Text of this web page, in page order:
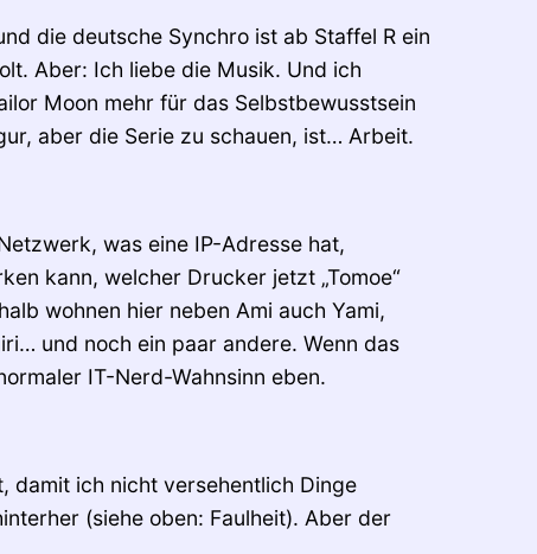
die deutsche Synchro ist ab Staffel R ein
Aber: Ich liebe die Musik. Und ich
Moon mehr für das Selbstbewusstsein
aber die Serie zu schauen, ist… Arbeit.
was eine IP-Adresse hat,
kann, welcher Drucker jetzt „Tomoe“
wohnen hier neben Ami auch Yami,
und noch ein paar andere. Wenn das
IT-Nerd-Wahnsinn eben.
damit ich nicht versehentlich Dinge
(siehe oben: Faulheit). Aber der